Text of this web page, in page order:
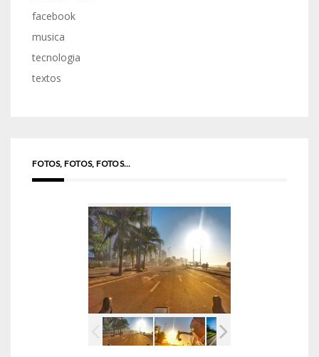
facebook
musica
tecnologia
textos
FOTOS, FOTOS, FOTOS...